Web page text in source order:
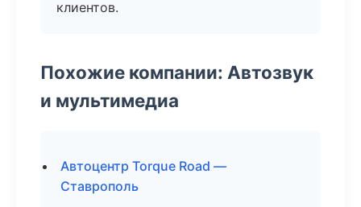
клиентов.
Похожие компании: Автозвук
и мультимедиа
Автоцентр Torque Road —
Ставрополь